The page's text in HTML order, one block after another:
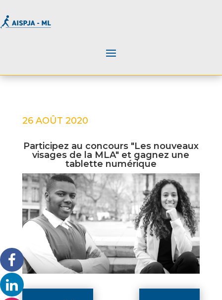
26 AOÛT 2020
Participez au concours "Les nouveaux
visages de la MLA" et gagnez une
tablette numérique